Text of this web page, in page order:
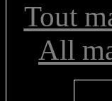
Tout
All